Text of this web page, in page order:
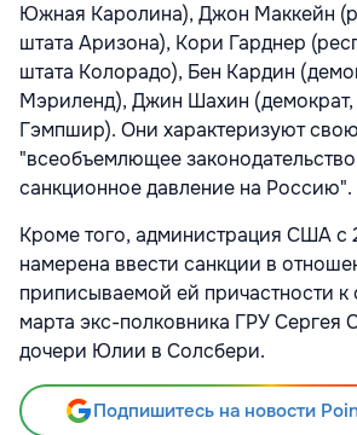
Южная Каролина), Джон Маккейн
штата Аризона), Кори Гарднер
штата Колорадо), Бен Кардин
Мэриленд), Джин Шахин
Гэмпшир). Они характеризуют
"всеобъемлющее
санкционное давление на Россию".
Кроме того, администрация США с
намерена ввести санкции в
приписываемой ей причастности
марта экс-полковника ГРУ Сергея
дочери Юлии в Солсбери.
Подпишитесь на новости